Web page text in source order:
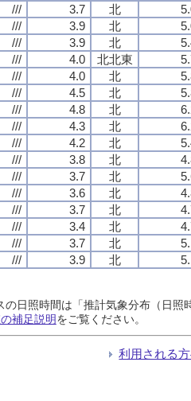
/// 3.7 北
/// 3.9 北
/// 3.9 北
/// 4.0 北北東
/// 4.0 北
/// 4.5 北
/// 4.8 北
/// 4.3 北
/// 4.2 北
/// 3.8 北
/// 3.7 北
/// 3.6 北
/// 3.7 北
/// 3.4 北
/// 3.7 北
/// 3.9 北
日照時間は「推計気象分布（日
補足説明をご覧ください。
利用される